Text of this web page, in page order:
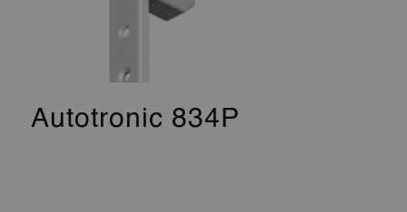
Autotronic 834P